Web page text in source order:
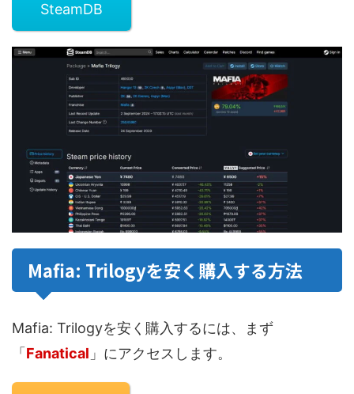
SteamDB
Mafia: Trilogyを安く購入する方法
Mafia: Trilogyを安く購入するには、まず
「 Fanatical 」にアクセスします。